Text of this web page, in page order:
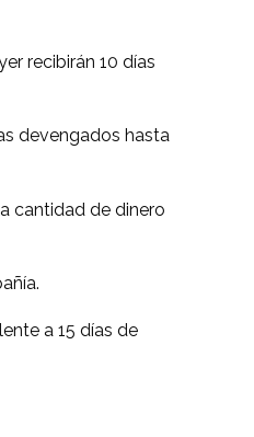
recibirán 10 días
devengados hasta
cantidad de dinero
a 15 días de